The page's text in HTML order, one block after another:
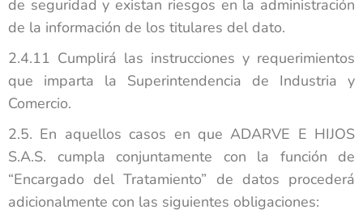
de seguridad y existan riesgos en la administración
de la información de los titulares del dato.
2.4.11 Cumplirá las instrucciones y requerimientos
que imparta la Superintendencia de Industria y
Comercio.
2.5. En aquellos casos en que ADARVE E HIJOS
S.A.S. cumpla conjuntamente con la función de
“Encargado del Tratamiento” de datos procederá
adicionalmente con las siguientes obligaciones: